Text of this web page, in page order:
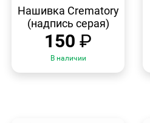
ПРОСМОТР
Нашивка Crematory
(надпись серая)
150 ₽
В наличии